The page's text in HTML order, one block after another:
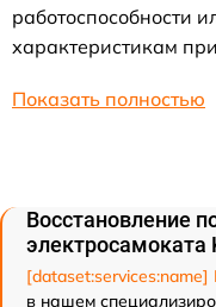
работоспособности
характеристикам
Показать полностью
Восстановление
электросамоката
в нашем